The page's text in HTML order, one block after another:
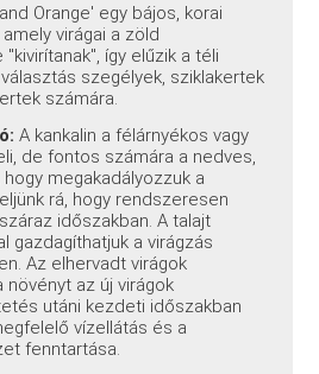
Orange' egy bájos, korai
virágai a zöld
így elűzik a téli
szegélyek, sziklakertek
számára.
A kankalin a félárnyékos vagy
de fontos számára a nedves,
megakadályozzuk a
rá, hogy rendszeresen
időszakban. A talajt
gazdagíthatjuk a virágzás
Az elhervadt virágok
az új virágok
utáni kezdeti időszakban
vízellátás és a
fenntartása.